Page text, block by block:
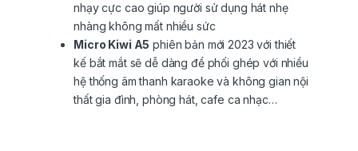
nhạy cực cao giúp người sử dụng hát nhẹ
nhàng không mất nhiều sức
Micro Kiwi A5 phiên bản mới 2023 với thiết
kế bắt mắt sẽ dễ dàng để phối ghép với nhiều
hệ thống âm thanh karaoke và không gian nội
thất gia đình, phòng hát, cafe ca nhạc…